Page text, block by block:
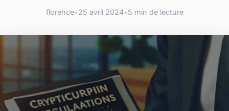
florence•25 avril 2024•5 min de lecture